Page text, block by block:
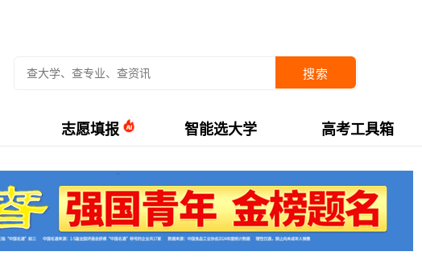
搜索
志愿填报 智能选大学 高考工具箱